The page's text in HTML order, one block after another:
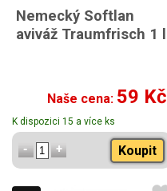
Nemecký Softlan
aviváž Traumfrisch 1 l
Naše cena: 59 Kč
K dispozici 15 a více ks
Koupit